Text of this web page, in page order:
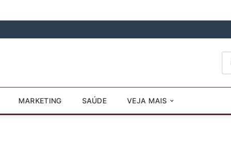
MARKETING SAÚDE VEJA MAIS